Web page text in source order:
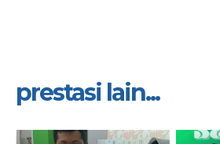
prestasi lain...